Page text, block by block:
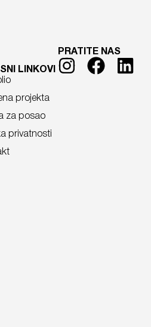
zaista omogućavaju
sa specifičnim potrebama
tehničkog znanja i
mogu imati.
prototipova ili osnovnih
zahtjevne funkcionalnosti,
protokoli ili optimizacija
ostaje nezamjenjiva.
LINKOVI
projekta
za posao
privatnosti
PRATITE NAS